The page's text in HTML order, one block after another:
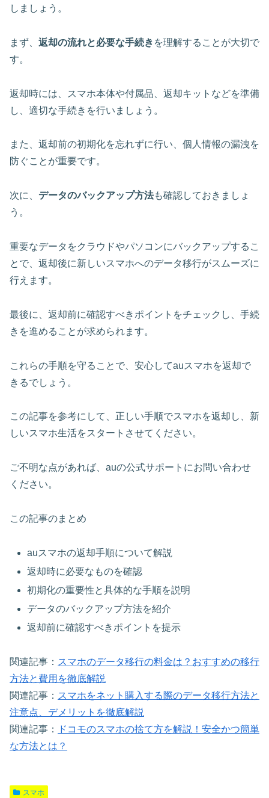
しましょう。
まず、 返却の流れと必要な手続き を理解することが大切で
す。
返却時には、スマホ本体や付属品、返却キットなどを準備
し、適切な手続きを行いましょう。
また、 返却前の初期化を忘れずに行い、個人情報の漏洩を
防ぐことが重要です。
次に、 データのバックアップ方法も確認しておきましょ
う。
重要なデータをクラウドやパソコンにバックアップするこ
とで、返却後に新しいスマホへのデータ移行がスムーズに
行えます。
最後に、返却前に確認すべきポイントをチェックし、手続
きを進めることが求められます。
これらの手順を守ることで、安心してauスマホを返却で
きるでしょう。
この記事を参考にして、正しい手順でスマホを返却し、新
しいスマホ生活をスタートさせてください。
ご不明な点があれば、 auの公式サポート にお問い合わせ
ください。
この記事のまとめ
auスマホの返却手順について解説
返却時に必要なものを確認
初期化の重要性と具体的な手順を説明
データのバックアップ方法を紹介
返却前に確認すべきポイントを提示
関連記事： スマホのデータ移行の料金は？おすすめの移行
方法と費用を徹底解説
関連記事： スマホをネット購入する際のデータ移行方法と
注意点、デメリットを徹底解説
関連記事：
ドコモのスマホの捨て方を解説！安全かつ簡単
な方法とは？
スマホ